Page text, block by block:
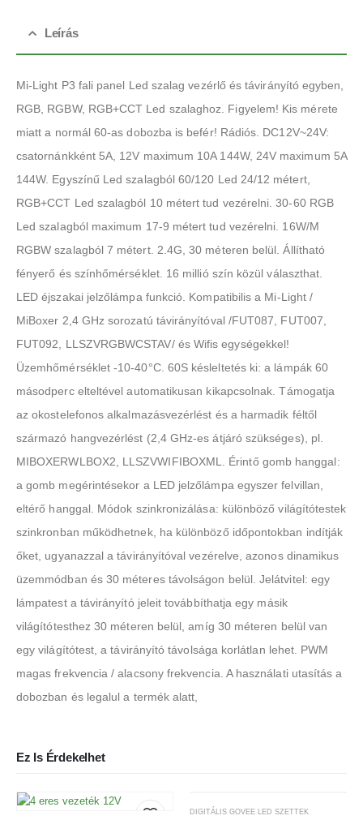
Leírás
Mi-Light P3 fali panel Led szalag vezérlő és távirányító egyben,
RGB, RGBW, RGB+CCT Led szalaghoz. Figyelem! Kis mérete
miatt a normál 60-as dobozba is befér! Rádiós. DC12V~24V:
csatornánkként 5A, 12V maximum 10A 144W, 24V maximum 5A
144W. Egyszínű Led szalagból 60/120 Led 24/12 métert,
RGB+CCT Led szalagból 10 métert tud vezérelni. 30-60 RGB
Led szalagból maximum 17-9 métert tud vezérelni. 16W/M
RGBW szalagból 7 métert. 2.4G, 30 méteren belül. Állítható
fényerő és színhőmérséklet. 16 millió szín közül választhat.
LED éjszakai jelzőlámpa funkció. Kompatibilis a Mi-Light /
MiBoxer 2,4 GHz sorozatú távirányítóval /FUT087, FUT007,
FUT092, LLSZVRGBWCSTAV/ és Wifis egységekkel!
Üzemhőmérséklet -10-40°C. 60S késleltetés ki: a lámpák 60
másodperc elteltével automatikusan kikapcsolnak. Támogatja
az okostelefonos alkalmazásvezérlést és a harmadik féltől
származó hangvezérlést (2,4 GHz-es átjáró szükséges), pl.
MIBOXERWLBOX2, LLSZVWIFIBOXML. Érintő gomb hanggal:
a gomb megérintésekor a LED jelzőlámpa egyszer felvillan,
eltérő hanggal. Módok szinkronizálása: különböző világítótestek
szinkronban működhetnek, ha különböző időpontokban indítják
őket, ugyanazzal a távirányítóval vezérelve, azonos dinamikus
üzemmódban és 30 méteres távolságon belül. Jelátvitel: egy
lámpatest a távirányító jeleit továbbíthatja egy másik
világítótesthez 30 méteren belül, amíg 30 méteren belül van
egy világítótest, a távirányító távolsága korlátlan lehet. PWM
magas frekvencia / alacsony frekvencia. A használati utasítás a
dobozban és legalul a termék alatt,
Ez Is Érdekelhet
DIGITÁLIS GOVEE LED SZETTEK